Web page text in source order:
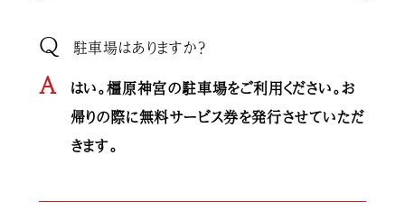
Q 駐車場はありますか？
A
はい。橿原神宮の駐車場をご利用ください。お
帰りの際に無料サービス券を発行させていただ
きます。